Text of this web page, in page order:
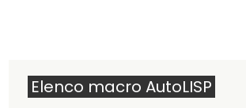
Elenco macro AutoLISP